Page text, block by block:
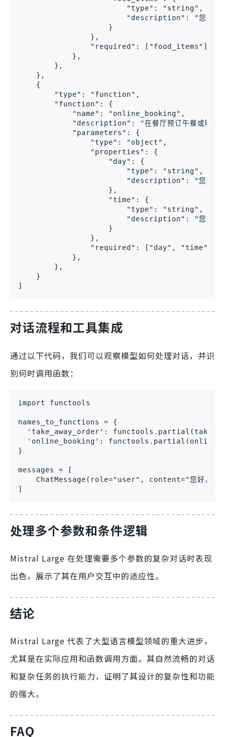
                        "type": "string",
"description": "您想要
                    }
                },
                "required": ["food_items"],
            },
        },
    },
    {
        "type": "function",
        "function": {
            "name": "online_booking",
"description": "在餐厅预订午餐或晚餐
            "parameters": {
                "type": "object",
                "properties": {
                    "day": {
                        "type": "string",
"description": "您想要
                    },
                    "time": {
                        "type": "string",
"description": "您想要预
                    }
                },
                "required": ["day", "time"],
            },
        },
    }
]
对话流程和工具集成
通过以下代码，我们可以观察模型如何处理对话，并识
别何时调用函数：
import functools
names_to_functions = {
'take_away_order':
'online_booking':
}
messages = [
ChatMessage(role="user", content="您好，我可
]
处理多个参数和条件逻辑
Mistral Large 在处理需要多个参数的复杂对话时表现
出色，展示了其在用户交互中的适应性。
结论
Mistral Large 代表了大型语言模型领域的重大进步，
尤其是在实际应用和函数调用方面。其自然流畅的对话
和复杂任务的执行能力，证明了其设计的复杂性和功能
的强大。
FAQ